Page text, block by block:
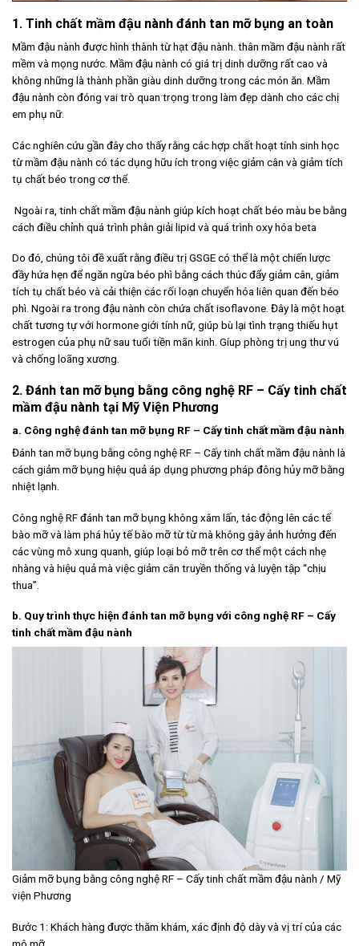
1. Tinh chất mầm đậu nành đánh tan mỡ bụng an toàn
Mầm đậu nành được hình thành từ hạt đậu nành. thân mầm đậu nành rất
mềm và mọng nước. Mầm đậu nành có giá trị dinh dưỡng rất cao và
không những là thành phần giàu dinh dưỡng trong các món ăn. Mầm
đậu nành còn đóng vai trò quan trọng trong làm đẹp dành cho các chị
em phụ nữ.
Các nghiên cứu gần đây cho thấy rằng các hợp chất hoạt tính sinh học
từ mầm đậu nành có tác dụng hữu ích trong việc giảm cân và giảm tích
tụ chất béo trong cơ thể.
Ngoài ra, tinh chất mầm đậu nành giúp kích hoạt chất béo màu be bằng
cách điều chỉnh quá trình phân giải lipid và quá trình oxy hóa beta
Do đó, chúng tôi đề xuất rằng điều trị GSGE có thể là một chiến lược
đầy hứa hẹn để ngăn ngừa béo phì bằng cách thúc đẩy giảm cân, giảm
tích tụ chất béo và cải thiện các rối loạn chuyển hóa liên quan đến béo
phì. Ngoài ra trong đậu nành còn chứa chất isoflavone. Đây là một hoạt
chất tương tự với hormone giới tính nữ, giúp bù lại tình trạng thiếu hụt
estrogen của phụ nữ sau tuổi tiền mãn kinh. Gíup phòng trị ung thư vú
và chống loãng xương.
2. Đánh tan mỡ bụng bằng công nghệ RF – Cấy tinh chất
mầm đậu nành tại Mỹ Viện Phương
a. Công nghệ đánh tan mỡ bụng RF – Cấy tinh chất mầm đậu nành
Đánh tan mỡ bụng bằng công nghệ RF – Cấy tinh chất mầm đậu nành là
cách giảm mỡ bụng hiệu quả áp dụng phương pháp đông hủy mỡ bằng
nhiệt lạnh.
Công nghệ RF đánh tan mỡ bụng không xâm lấn, tác động lên các tế
bào mỡ và làm phá hủy tế bào mỡ từ từ mà không gây ảnh hưởng đến
các vùng mô xung quanh, giúp loại bỏ mỡ trên cơ thể một cách nhẹ
nhàng và hiệu quả mà việc giảm cân truyền thống và luyện tập “chịu
thua”.
b. Quy trình thực hiện đánh tan mỡ bụng với công nghệ RF – Cấy
tinh chất mầm đậu nành
Giảm mỡ bụng bằng công nghệ RF – Cấy tinh chất mầm đậu nành / Mỹ
viện Phương
Bước 1: Khách hàng được thăm khám, xác định độ dày và vị trí của các
mô mỡ.